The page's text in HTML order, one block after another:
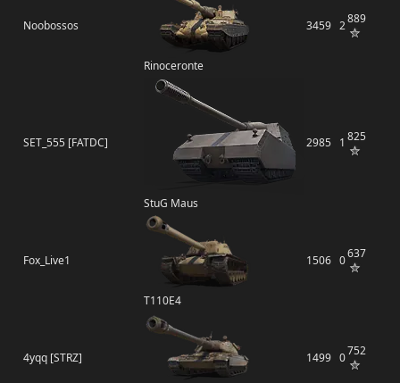
Noobossos
Rinoceronte
3459 2889
SET_555 [FATDC]
StuG Maus
2985 1 825
Fox_Live1
T110E4
1506 0637
4yqq [STRZ] 1499 0752